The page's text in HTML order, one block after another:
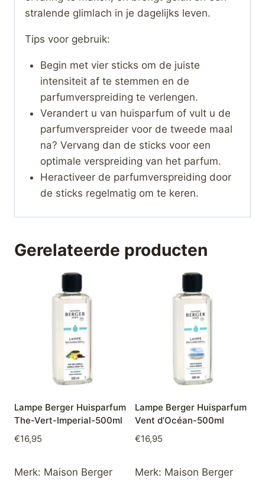
stralende glimlach in je dagelijks leven.
Tips voor gebruik:
Begin met vier sticks om de juiste
intensiteit af te stemmen en de
parfumverspreiding te verlengen.
Verandert u van huisparfum of vult u de
parfumverspreider voor de tweede maal
na? Vervang dan de sticks voor een
optimale verspreiding van het parfum.
Heractiveer de parfumverspreiding door
de sticks regelmatig om te keren.
Gerelateerde producten
Lampe Berger Huisparfum
The-Vert-Imperial-500ml
€16,95
Merk: Maison Berger
Lampe Berger Huisparfum
Vent d’Océan-500ml
€16,95
Merk: Maison Berger